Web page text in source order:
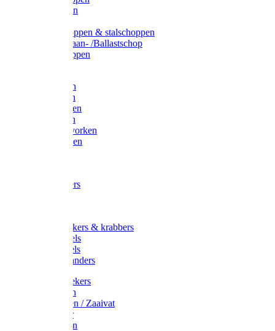
Schepbatsen
Ballastschoppen & stalschoppen
Slijtsrip Graan- /Ballastschop
Graanschoppen
Hooivorken
Mestvorken
Bietenvorken
Maisvorken
Aardappelvorken
Vijgenvorken
Tuinkrabbers
Onkruidstekers & krabbers
Hartschoffels
Ruitschoffels
Onkruidbranders
Graskantstekers
Verticuteren
Strooiwagen / Zaaivat
Grasmaaier
Grasscharen